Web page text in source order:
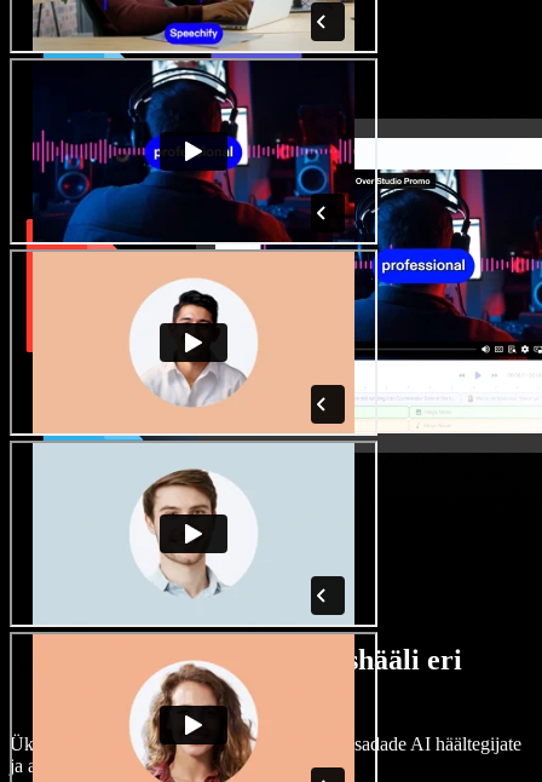
Lai valik mees- ja naishääli eri
aktsentidega
Ükski projekt ei pea kõlama ühtemoodi. Vali sadade AI häältegijate
ja aktsentide hulgast ning kohanda neid.